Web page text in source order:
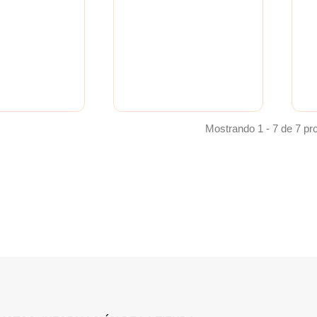
Mostrando 1 - 7 de 7